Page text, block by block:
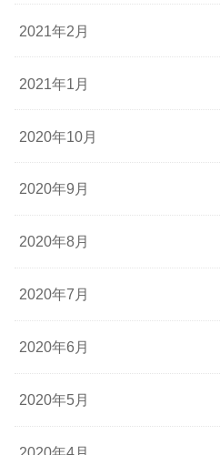
2021年2月
2021年1月
2020年10月
2020年9月
2020年8月
2020年7月
2020年6月
2020年5月